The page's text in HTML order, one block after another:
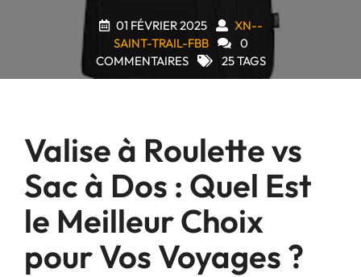
01 FÉVRIER 2025
XN--
SAINT-TRAIL-FBB
0
COMMENTAIRES
25 TAGS
Valise à Roulette vs
Sac à Dos : Quel Est
le Meilleur Choix
pour Vos Voyages ?